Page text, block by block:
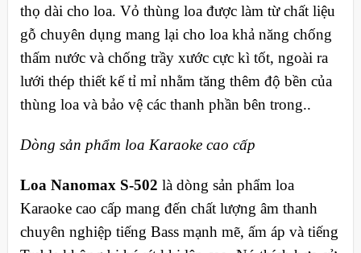
thọ dài cho loa. Vỏ thùng loa được làm từ chất liệu
gỗ chuyên dụng mang lại cho loa khả năng chống
thấm nước và chống trầy xước cực kì tốt, ngoài ra
lưới thép thiết kế tỉ mỉ nhằm tăng thêm độ bền của
thùng loa và bảo vệ các thanh phần bên trong..
Dòng sản phẩm loa Karaoke cao cấp
Loa Nanomax S-502 là dòng sản phẩm loa
Karaoke cao cấp mang đến chất lượng âm thanh
chuyên nghiệp tiếng Bass mạnh mẽ, ấm áp và tiếng